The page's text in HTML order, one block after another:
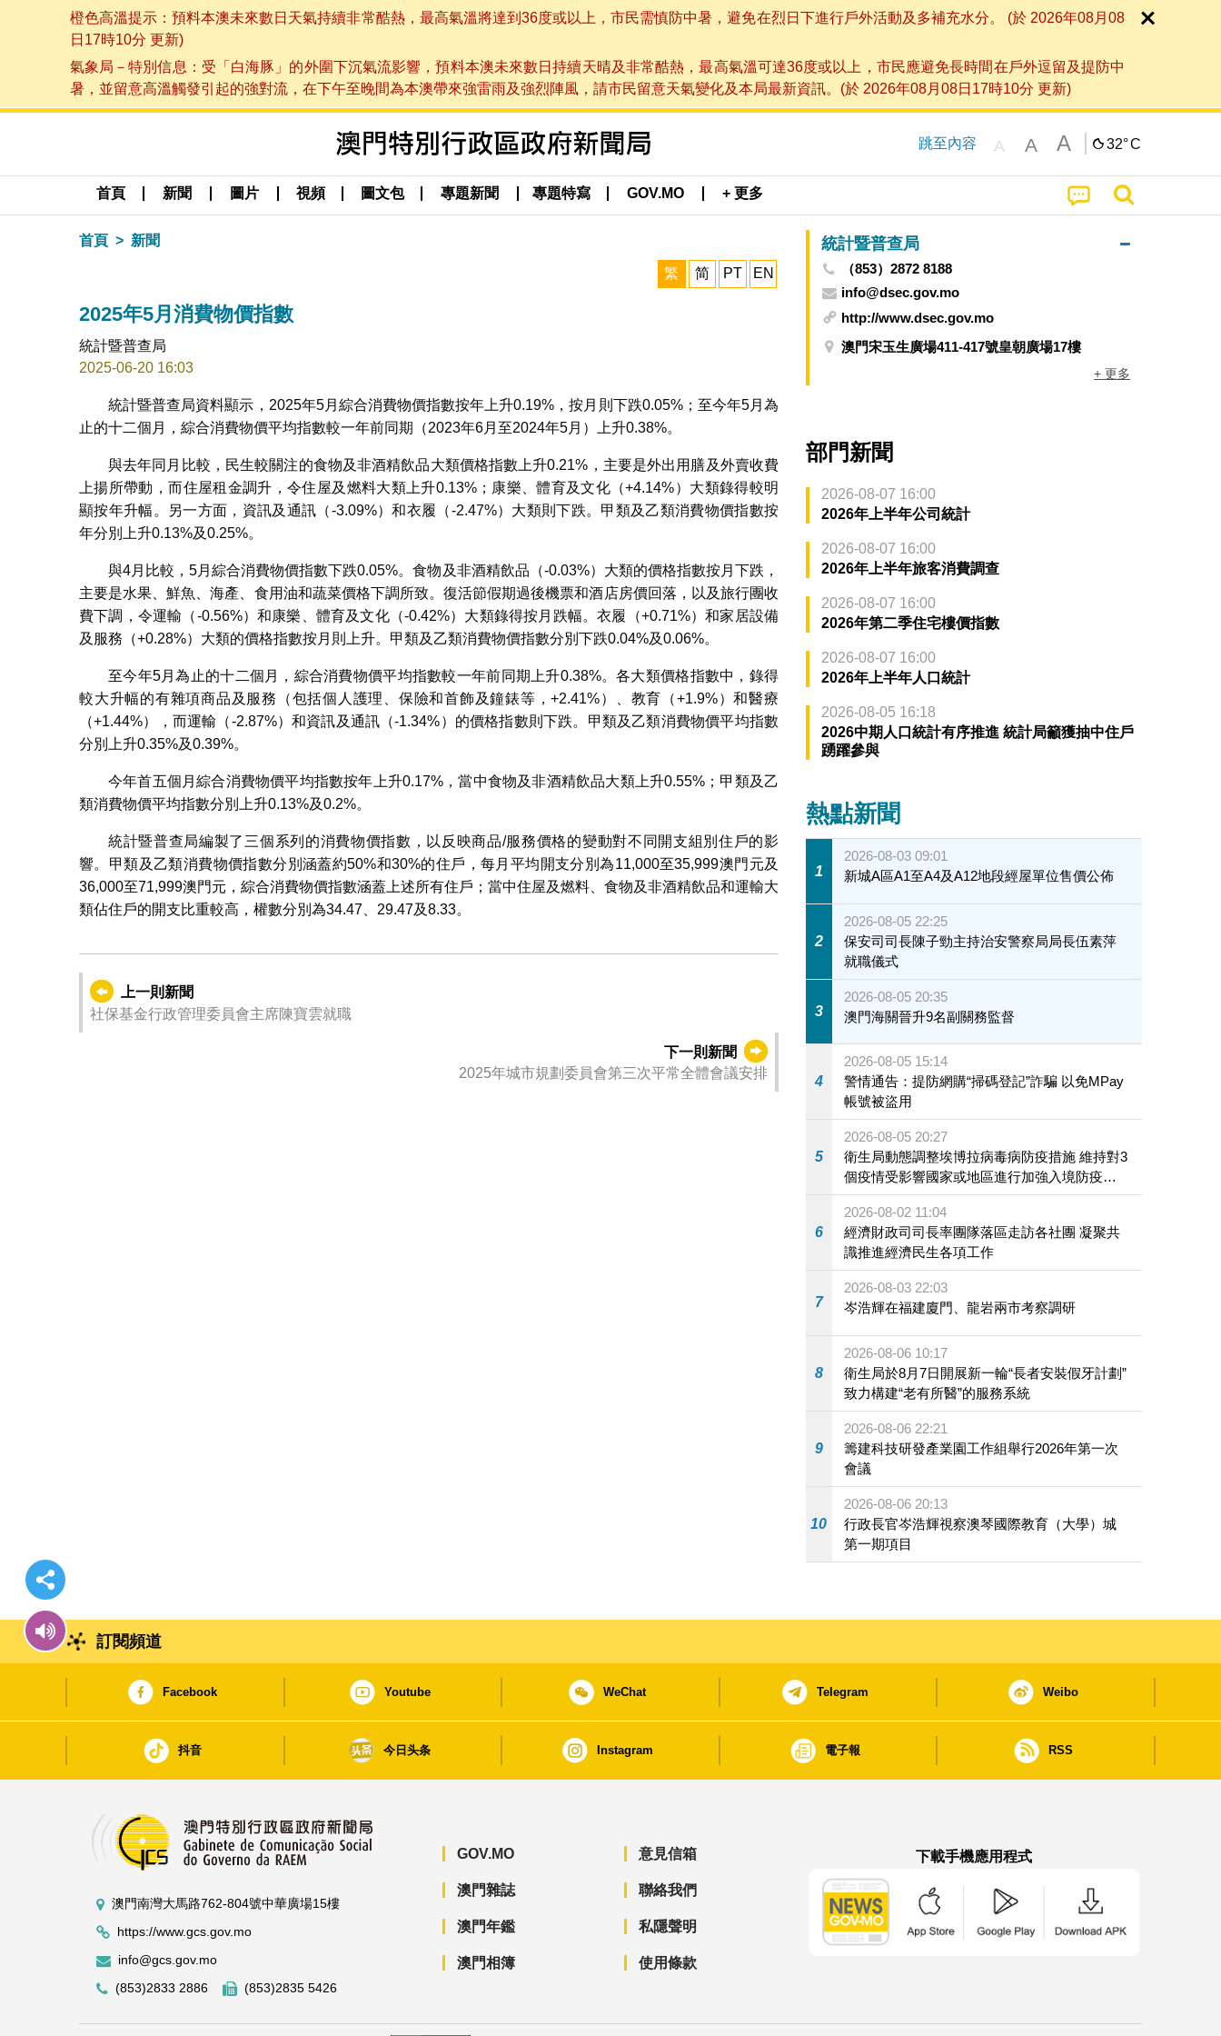
橙色高溫提示：預料本澳未來數日天氣持續非常酷熱，最高氣溫將達到36度或以上，市民需慎防中暑，避免在烈日下進行戶外活動及多補充水分。 (於 2026年08月08
日17時10分 更新)
氣象局－特別信息：受「白海豚」的外圍下沉氣流影響，預料本澳未來數日持續天晴及非常酷熱，最高氣溫可達36度或以上，市民應避免長時間在戶外逗留及提防中
暑，並留意高溫觸發引起的強對流，在下午至晚間為本澳帶來強雷雨及強烈陣風，請市民留意天氣變化及本局最新資訊。(於 2026年08月08日17時10分 更新)
跳至內容 A A A 32°C
首頁 新聞 圖片 視頻 圖文包 專題新聞 專題特寫 GOV.MO + 更多
首頁 新聞
繁 简 PT EN
2025年5月消費物價指數
統計暨普查局
2025-06-20 16:03
統計暨普查局資料顯示，2025年5月綜合消費物價指數按年上升0.19%，按月則下跌0.05%；至今年5月為
止的十二個月，綜合消費物價平均指數較一年前同期（2023年6月至2024年5月）上升0.38%。
與去年同月比較，民生較關注的食物及非酒精飲品大類價格指數上升0.21%，主要是外出用膳及外賣收費
上揚所帶動，而住屋租金調升，令住屋及燃料大類上升0.13%；康樂、體育及文化（+4.14%）大類錄得較明
顯按年升幅。另一方面，資訊及通訊（-3.09%）和衣履（-2.47%）大類則下跌。甲類及乙類消費物價指數按
年分別上升0.13%及0.25%。
與4月比較，5月綜合消費物價指數下跌0.05%。食物及非酒精飲品（-0.03%）大類的價格指數按月下跌，
主要是水果、鮮魚、海產、食用油和蔬菜價格下調所致。復活節假期過後機票和酒店房價回落，以及旅行團收
費下調，令運輸（-0.56%）和康樂、體育及文化（-0.42%）大類錄得按月跌幅。衣履（+0.71%）和家居設備
及服務（+0.28%）大類的價格指數按月則上升。甲類及乙類消費物價指數分別下跌0.04%及0.06%。
至今年5月為止的十二個月，綜合消費物價平均指數較一年前同期上升0.38%。各大類價格指數中，錄得
較大升幅的有雜項商品及服務（包括個人護理、保險和首飾及鐘錶等，+2.41%）、教育（+1.9%）和醫療
（+1.44%），而運輸（-2.87%）和資訊及通訊（-1.34%）的價格指數則下跌。甲類及乙類消費物價平均指數
分別上升0.35%及0.39%。
今年首五個月綜合消費物價平均指數按年上升0.17%，當中食物及非酒精飲品大類上升0.55%；甲類及乙
類消費物價平均指數分別上升0.13%及0.2%。
統計暨普查局編製了三個系列的消費物價指數，以反映商品/服務價格的變動對不同開支組別住戶的影
響。甲類及乙類消費物價指數分別涵蓋約50%和30%的住戶，每月平均開支分別為11,000至35,999澳門元及
36,000至71,999澳門元，綜合消費物價指數涵蓋上述所有住戶；當中住屋及燃料、食物及非酒精飲品和運輸大
類佔住戶的開支比重較高，權數分別為34.47、29.47及8.33。
上一則新聞
社保基金行政管理委員會主席陳寶雲就職
下一則新聞
2025年城市規劃委員會第三次平常全體會議安排
統計暨普查局
（853）2872 8188
info@dsec.gov.mo
http://www.dsec.gov.mo
澳門宋玉生廣場411-417號皇朝廣場17樓
+ 更多
部門新聞
2026-08-07 16:00
2026年上半年公司統計
2026-08-07 16:00
2026年上半年旅客消費調查
2026-08-07 16:00
2026年第二季住宅樓價指數
2026-08-07 16:00
2026年上半年人口統計
2026-08-05 16:18
2026中期人口統計有序推進 統計局籲獲抽中住戶
踴躍參與
熱點新聞
1
2026-08-03 09:01
新城A區A1至A4及A12地段經屋單位售價公佈
2
2026-08-05 22:25
保安司司長陳子勁主持治安警察局局長伍素萍
就職儀式
3
2026-08-05 20:35
澳門海關晉升9名副關務監督
4
2026-08-05 15:14
警情通告：提防網購“掃碼登記”詐騙 以免MPay
帳號被盜用
5
2026-08-05 20:27
衛生局動態調整埃博拉病毒病防疫措施 維持對3
個疫情受影響國家或地區進行加強入境防疫措
施
6
2026-08-02 11:04
經濟財政司司長率團隊落區走訪各社團 凝聚共
識推進經濟民生各項工作
7
2026-08-03 22:03
岑浩輝在福建廈門、龍岩兩市考察調研
8
2026-08-06 10:17
衛生局於8月7日開展新一輪“長者安裝假牙計劃”
致力構建“老有所醫”的服務系統
9
2026-08-06 22:21
籌建科技研發產業園工作組舉行2026年第一次
會議
10
2026-08-06 20:13
行政長官岑浩輝視察澳琴國際教育（大學）城
第一期項目
訂閱頻道
Facebook Youtube WeChat Telegram Weibo
抖音 今日头条 Instagram 電子報 RSS
澳門南灣大馬路762-804號中華廣場15樓
https://www.gcs.gov.mo
info@gcs.gov.mo
(853)2833 2886
(853)2835 5426
GOV.MO
澳門雜誌
澳門年鑑
澳門相簿
意見信箱
聯絡我們
私隱聲明
使用條款
下載手機應用程式